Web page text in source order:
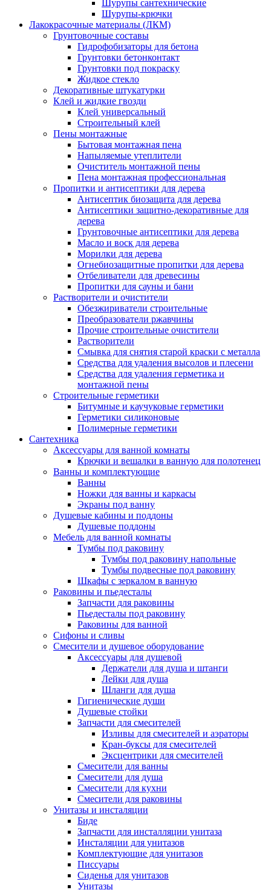
Шурупы сантехнические
Шурупы-крючки
Лакокрасочные материалы (ЛКМ)
Грунтовочные составы
Гидрофобизаторы для бетона
Грунтовки бетонконтакт
Грунтовки под покраску
Жидкое стекло
Декоративные штукатурки
Клей и жидкие гвозди
Клей универсальный
Строительный клей
Пены монтажные
Бытовая монтажная пена
Напыляемые утеплители
Очиститель монтажной пены
Пена монтажная профессиональная
Пропитки и антисептики для дерева
Антисептик биозащита для дерева
Антисептики защитно-декоративные для
дерева
Грунтовочные антисептики для дерева
Масло и воск для дерева
Морилки для дерева
Огнебиозащитные пропитки для дерева
Отбеливатели для древесины
Пропитки для сауны и бани
Растворители и очистители
Обезжириватели строительные
Преобразователи ржавчины
Прочие строительные очистители
Растворители
Смывка для снятия старой краски с металла
Средства для удаления высолов и плесени
Средства для удаления герметика и
монтажной пены
Строительные герметики
Битумные и каучуковые герметики
Герметики силиконовые
Полимерные герметики
Сантехника
Аксессуары для ванной комнаты
Крючки и вешалки в ванную для полотенец
Ванны и комплектующие
Ванны
Ножки для ванны и каркасы
Экраны под ванну
Душевые кабины и поддоны
Душевые поддоны
Мебель для ванной комнаты
Тумбы под раковину
Тумбы под раковину напольные
Тумбы подвесные под раковину
Шкафы с зеркалом в ванную
Раковины и пьедесталы
Запчасти для раковины
Пьедесталы под раковину
Раковины для ванной
Сифоны и сливы
Смесители и душевое оборудование
Аксессуары для душевой
Держатели для душа и штанги
Лейки для душа
Шланги для душа
Гигиенические души
Душевые стойки
Запчасти для смесителей
Изливы для смесителей и аэраторы
Кран-буксы для смесителей
Эксцентрики для смесителей
Смесители для ванны
Смесители для душа
Смесители для кухни
Смесители для раковины
Унитазы и инсталяции
Биде
Запчасти для инсталляции унитаза
Инсталяции для унитазов
Комплектующие для унитазов
Писсуары
Сиденья для унитазов
Унитазы